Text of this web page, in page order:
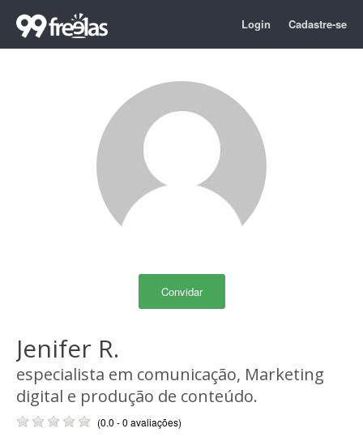
Login Cadastre-se
Convidar
Jenifer R.
especialista em comunicação, Marketing
digital e produção de conteúdo.
(0.0 - 0 avaliações)